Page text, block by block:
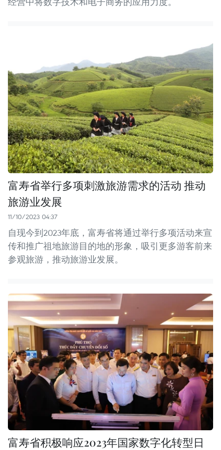
富寿省举行多项刺激旅游需求的活动 推动
旅游业发展
11/10/2023 04:37
自现今到2023年底，富寿省将通过举行多项活动来宣
传和推广祖地旅游目的地的形象，吸引更多游客前来
参观旅游，推动旅游业发展。
富寿省积极响应2023年国家数字化转型日